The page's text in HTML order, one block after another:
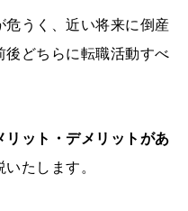
うく、近い将来に倒産
どちらに転職活動すべ
ット・デメリットがあ
たします。